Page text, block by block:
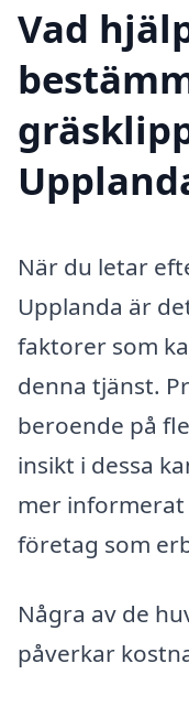
Vad
När du letar
Upplanda är
faktorer som
denna tjänst.
beroende på
insikt i dessa
mer informerat
företag som
Några av de
påverkar